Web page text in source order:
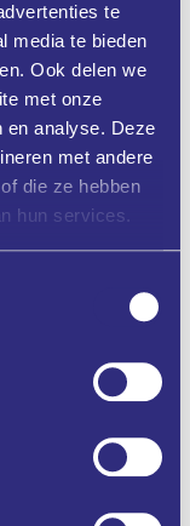
te
media te bieden
Ook delen we
met onze
en analyse. Deze
met andere
die ze hebben
hun services.
inzetten, plus
en
stappen zijn
vereist)
en ondernemers
kosteloos